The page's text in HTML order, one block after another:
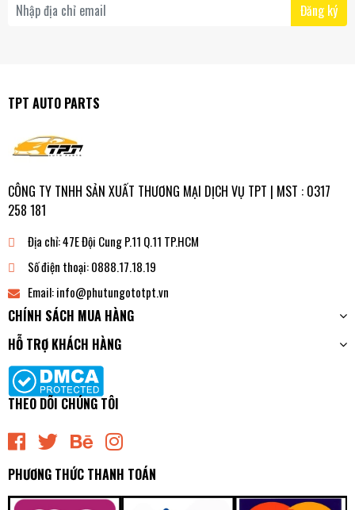
Đăng ký
TPT AUTO PARTS
CÔNG TY TNHH SẢN XUẤT THƯƠNG MẠI DỊCH VỤ TPT | MST : 0317
258 181
Địa chỉ:47E Đội Cung P.11 Q.11 TP.HCM
Số điện thoại:0888.17.18.19
Email:info@phutungototpt.vn
CHÍNH SÁCH MUA HÀNG
HỖ TRỢ KHÁCH HÀNG
THEO DÕI CHÚNG TÔI
PHƯƠNG THỨC THANH TOÁN